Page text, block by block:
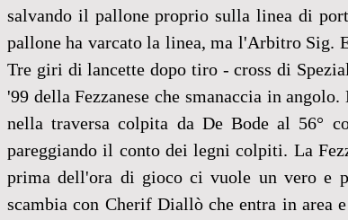
salvando il pallone proprio sulla linea di
pallone ha varcato la linea, ma l'Arbitro Sig.
Tre giri di lancette dopo tiro - cross di
'99 della Fezzanese che smanaccia in
nella traversa colpita da De Bode al 56°
pareggiando il conto dei legni colpiti. La
prima dell'ora di gioco ci vuole un vero e
scambia con Cherif Diallò che entra in area